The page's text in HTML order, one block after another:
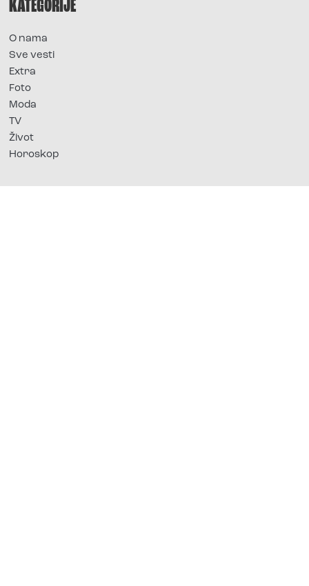
KATEGORIJE
O nama
Sve vesti
Extra
Foto
Moda
TV
Život
Horoskop